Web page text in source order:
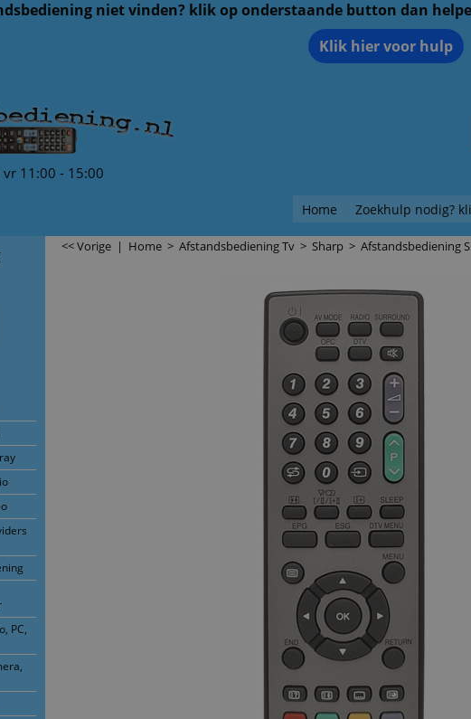
niet vinden? klik op onderstaande button dan
Klik hier voor hulp
11:00 - 15:00
Home Zoekhulp nodig?
PC,
<< Vorige | Home > Afstandsbediening Tv > Sharp > Afstandsbediening